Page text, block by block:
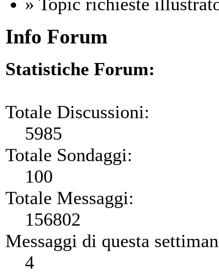
Info Forum
Statistiche Forum:
Totale Discussioni:
5985
Totale Sondaggi:
100
Totale Messaggi:
156802
Messaggi di questa
4